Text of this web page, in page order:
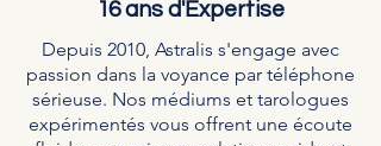
16 ans d'Expertise
Depuis 2010, Astralis s'engage avec
passion dans la voyance par téléphone
sérieuse. Nos médiums et tarologues
expérimentés vous offrent une écoute